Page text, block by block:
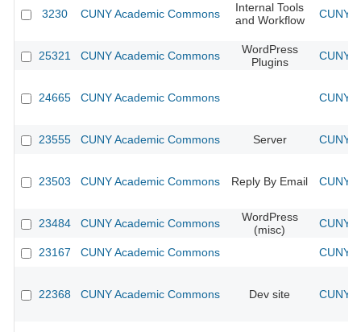
3230 CUNY Academic Commons
Internal Tools
and Workflow
CUNY
25321 CUNY Academic Commons
WordPress
Plugins
CUNY
24665 CUNY Academic Commons CUNY
23555 CUNY Academic Commons Server CUNY
23503 CUNY Academic Commons Reply By Email CUNY
23484 CUNY Academic Commons
WordPress
(misc)
CUNY
23167 CUNY Academic Commons CUNY
22368 CUNY Academic Commons Dev site CUNY